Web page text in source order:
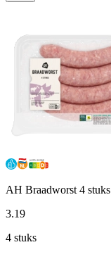
AH Braadworst 4 stuks
3.19
4 stuks